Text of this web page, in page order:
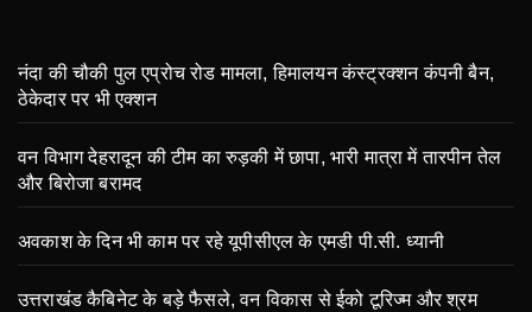
नंदा की चौकी पुल एप्रोच रोड मामला, हिमालयन कंस्ट्रक्शन कंपनी बैन,
ठेकेदार पर भी एक्शन
वन विभाग देहरादून की टीम का रुड़की में छापा, भारी मात्रा में तारपीन तेल
और बिरोजा बरामद
अवकाश के दिन भी काम पर रहे यूपीसीएल के एमडी पी.सी. ध्यानी
उत्तराखंड कैबिनेट के बड़े फैसले, वन विकास से ईको टूरिज्म और श्रम